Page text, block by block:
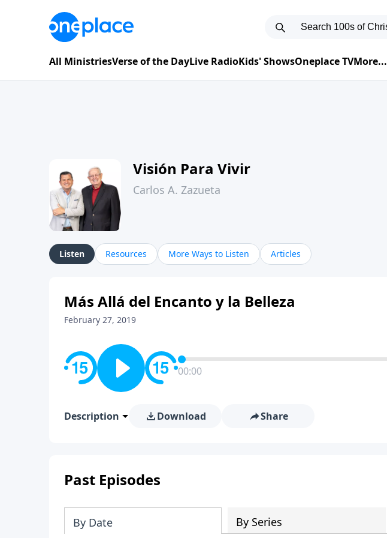
All MinistriesVerse of the DayLive RadioKids' ShowsOneplace TVMore...
Visión Para Vivir
Carlos A. Zazueta
Listen Resources More Ways to Listen Articles
Más Allá del Encanto y la Belleza
February 27, 2019
00:00
Description Download Share
Past Episodes
By Date By Series